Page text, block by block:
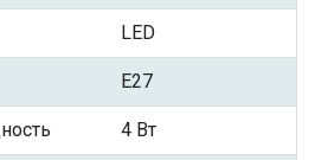
LED
Е27
4 Вт